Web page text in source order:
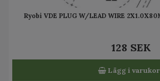
Ryobi VDE PLUG W/LEAD WIRE
128 SEK
Lägg i